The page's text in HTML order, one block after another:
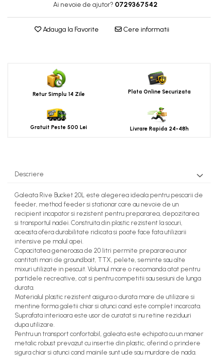
Ai nevoie de ajutor? 0729367542
Adauga la Favorite Cere informatii
Retur Simplu 14 Zile Plata Online Securizata
Gratuit Peste 500 Lei Livrare Rapida 24-48h
Descriere
Galeata Rive Bucket 20L este alegerea ideala pentru pescarii de
feeder, method feeder si stationar care au nevoie de un
recipient incapator si rezistent pentru prepararea, depozitarea
si transportul nadei. Construita din plastic rezistent la socuri,
aceasta ofera durabilitate ridicata si poate face fata utilizarii
intensive pe malul apei.
Capacitatea generoasa de 20 litri permite prepararea unor
cantitati mari de groundbait, TTX, pelete, seminte sau alte
mixuri utilizate in pescuit. Volumul mare o recomanda atat pentru
partidele recreative, cat si pentru competitii sau sesiuni de lunga
durata.
Materialul plastic rezistent asigura o durata mare de utilizare si
mentine forma galetii chiar si atunci cand este complet incarcata.
Suprafata interioara este usor de curatat si nu retine reziduuri
dupa utilizare.
Pentru un transport confortabil, galeata este echipata cu un maner
metalic robust prevazut cu insertie din plastic, oferind o prindere
sigura chiar si atunci cand mainile sunt ude sau murdare de nada.